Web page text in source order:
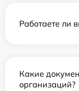
Работаете ли
Какие
организаций?